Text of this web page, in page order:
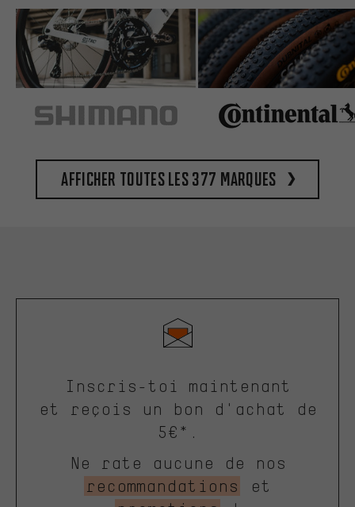
Afficher toutes les 377 marques
Inscris-toi maintenant
et reçois un bon d'achat de
5€*.
Ne rate aucune de nos
recommandations
et